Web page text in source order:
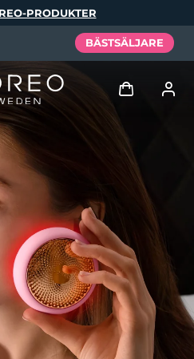
PRODUKTER
BÄSTSÄLJARE
Logga in
Användarprofil
Mina enheter
Mina beställningar
Mina adresser
Mina prenumerationer
Elixir
Set
Español
Português
Русский
繁體中文